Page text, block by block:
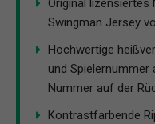
Original
Swingman Jersey
Hochwertige
und Spielernummer
Nummer auf der
Kontrastfarbende